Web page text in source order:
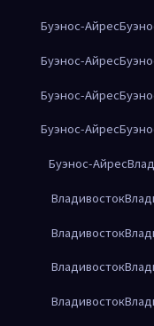
Буэнос-Айрес
Буэнос-Айрес
Буэнос-Айрес
Буэнос-Айрес
Буэнос-Айрес
Владивосток
Владивосток
Владивосток
Владивосток